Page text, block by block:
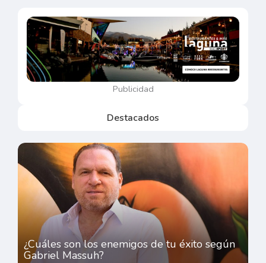
Publicidad
Destacados
¿Cuáles son los enemigos de tu éxito según
Gabriel Massuh?